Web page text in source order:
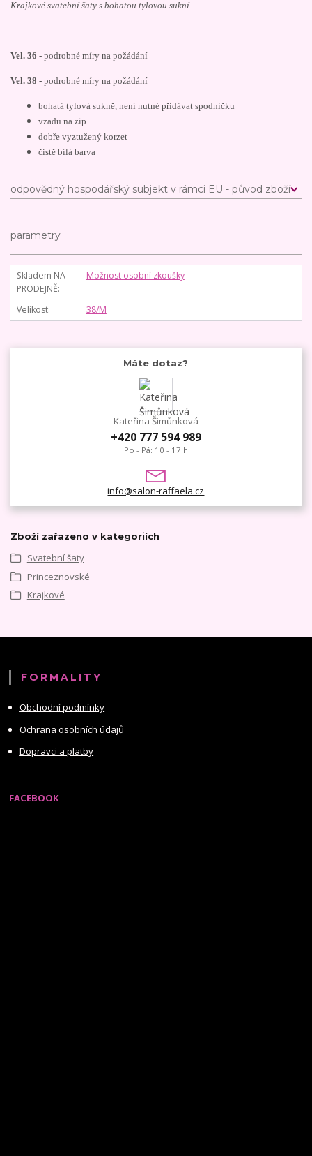
Krajkové svatební šaty s bohatou tylovou sukní
---
Vel. 36 - podrobné míry na požádání
Vel. 38 - podrobné míry na požádání
bohatá tylová sukně, není nutné přidávat spodničku
vzadu na zip
dobře vyztužený korzet
čistě bílá barva
odpovědný hospodářský subjekt v rámci EU - původ zboží
parametry
Skladem NA
PRODEJNĚ
Možnost osobní zkoušky
Velikost 38/M
Máte dotaz?
Kateřina Šimůnková
+420 777 594 989
Po - Pá: 10 - 17 h
info@salon-raffaela.cz
Zboží zařazeno v kategoriích
Svatební šaty
Princeznovské
Krajkové
FORMALITY
Obchodní podmínky
Ochrana osobních údajů
Dopravci a platby
FACEBOOK